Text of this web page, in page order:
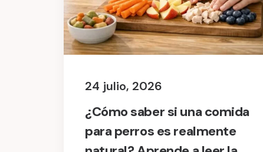
24 julio, 2026
¿Cómo saber si una comida
para perros es realmente